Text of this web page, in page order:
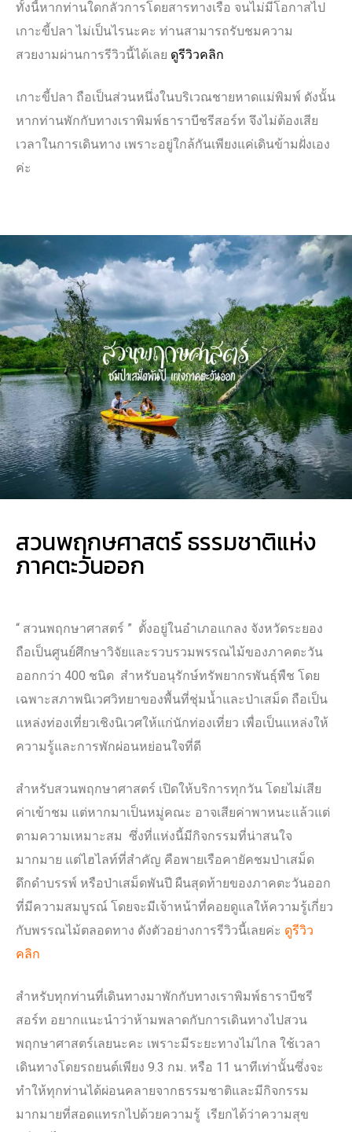
ทั้งนี้หากท่านใดกลัวการโดยสารทางเรือ จนไม่มีโอกาสไป
เกาะขี้ปลา ไม่เป็นไรนะคะ ท่านสามารถรับชมความ
สวยงามผ่านการรีวิวนี้ได้เลย ดูรีวิวคลิก
เกาะขี้ปลา ถือเป็นส่วนหนึ่งในบริเวณชายหาดแม่พิมพ์ ดังนั้น
หากท่านพักกับทางเราพิมพ์ธาราบีชรีสอร์ท จึงไม่ต้องเสีย
เวลาในการเดินทาง เพราะอยู่ใกล้กันเพียงแค่เดินข้ามฝั่งเอง
ค่ะ
สวนพฤกษศาสตร์ ธรรมชาติแห่ง
ภาคตะวันออก
“ สวนพฤกษาศาสตร์ ” ตั้งอยู่ในอำเภอแกลง จังหวัดระยอง
ถือเป็นศูนย์ศึกษาวิจัยและรวบรวมพรรณไม้ของภาคตะวัน
ออกกว่า 400 ชนิด สำหรับอนุรักษ์ทรัพยากรพันธุ์พืช โดย
เฉพาะสภาพนิเวศวิทยาของพื้นที่ชุ่มน้ำและป่าเสม็ด ถือเป็น
แหล่งท่องเที่ยวเชิงนิเวศให้แก่นักท่องเที่ยว เพื่อเป็นแหล่งให้
ความรู้และการพักผ่อนหย่อนใจที่ดี
สำหรับสวนพฤกษาศาสตร์ เปิดให้บริการทุกวัน โดยไม่เสีย
ค่าเข้าชม แต่หากมาเป็นหมู่คณะ อาจเสียค่าพาหนะแล้วแต่
ตามความเหมาะสม ซึ่งที่แห่งนี้มีกิจกรรมที่น่าสนใจ
มากมาย แต่ไฮไลท์ที่สำคัญ คือพายเรือคายัคชมป่าเสม็ด
ดึกดำบรรพ์ หรือป่าเสม็ดพันปี ผืนสุดท้ายของภาคตะวันออก
ที่มีความสมบูรณ์ โดยจะมีเจ้าหน้าที่คอยดูแลให้ความรู้เกี่ยว
กับพรรณไม้ตลอดทาง ดังตัวอย่างการรีวิวนี้เลยค่ะ ดูรีวิว
คลิก
สำหรับทุกท่านที่เดินทางมาพักกับทางเราพิมพ์ธาราบีชรี
สอร์ท อยากแนะนำว่าห้ามพลาดกับการเดินทางไปสวน
พฤกษาศาสตร์เลยนะคะ เพราะมีระยะทางไม่ไกล ใช้เวลา
เดินทางโดยรถยนต์เพียง 9.3 กม. หรือ 11 นาทีเท่านั้นซึ่งจะ
ทำให้ทุกท่านได้ผ่อนคลายจากธรรมชาติและมีกิจกรรม
มากมายที่สอดแทรกไปด้วยความรู้ เรียกได้ว่าความสุข